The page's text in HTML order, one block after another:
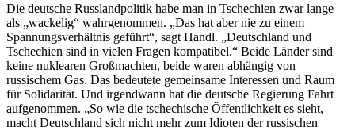
Die deutsche Russlandpolitik habe man in Tschechien zwar lange
als „wackelig“ wahrgenommen. „Das hat aber nie zu einem
Spannungsverhältnis geführt“, sagt Handl. „Deutschland und
Tschechien sind in vielen Fragen kompatibel.“ Beide Länder sind
keine nuklearen Großmachten, beide waren abhängig von
russischem Gas. Das bedeutete gemeinsame Interessen und Raum
für Solidarität. Und irgendwann hat die deutsche Regierung Fahrt
aufgenommen. „So wie die tschechische Öffentlichkeit es sieht,
macht Deutschland sich nicht mehr zum Idioten der russischen